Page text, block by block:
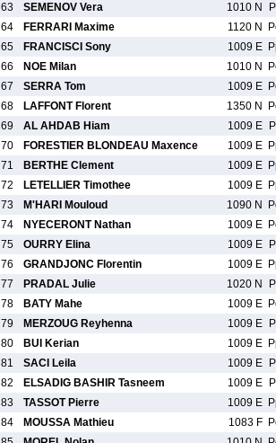
63
SEMENOV Vera 1010 N
64
FERRARI Maxime 1120 N
65
FRANCISCI Sony 1009 E
66
NOE Milan 1010 N
67
SERRA Tom 1009 E
68
LAFFONT Florent 1350 N
69
AL AHDAB Hiam 1009 E
70
FORESTIER BLONDEAU Maxence 1009 E
71
BERTHE Clement 1009 E
72
LETELLIER Timothee 1009 E
73
M'HARI Mouloud 1090 N
74
NYECERONT Nathan 1009 E
75
OURRY Elina 1009 E
76
GRANDJONC Florentin 1009 E
77
PRADAL Julie 1020 N
78
BATY Mahe 1009 E
79
MERZOUG Reyhenna 1009 E
80
BUI Kerian 1009 E
81
SACI Leila 1009 E
82
ELSADIG BASHIR Tasneem 1009 E
83
TASSOT Pierre 1009 E
84
MOUSSA Mathieu 1083 F